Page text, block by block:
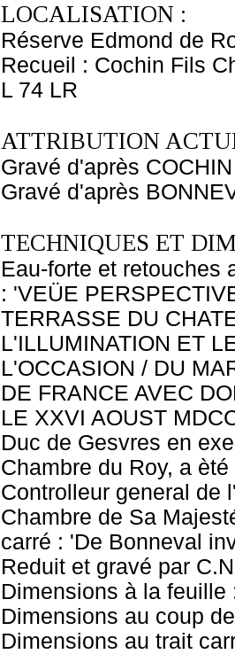
LOCALISATION :
Réserve Edmond de
Recueil : Cochin Fils
L 74 LR
ATTRIBUTION
Gravé d'après
Gravé d'après
TECHNIQUES ET
Eau-forte et retouches
: 'VEÜE
TERRASSE DU
L'ILLUMINATION ET
L'OCCASION / DU
DE FRANCE AVEC
LE XXVI AOUST
Duc de Gesvres en
Chambre du Roy, a
Controlleur general de
Chambre de Sa
carré : 'De Bonneval
Reduit et gravé par
Dimensions à la
Dimensions au coup
Dimensions au trait